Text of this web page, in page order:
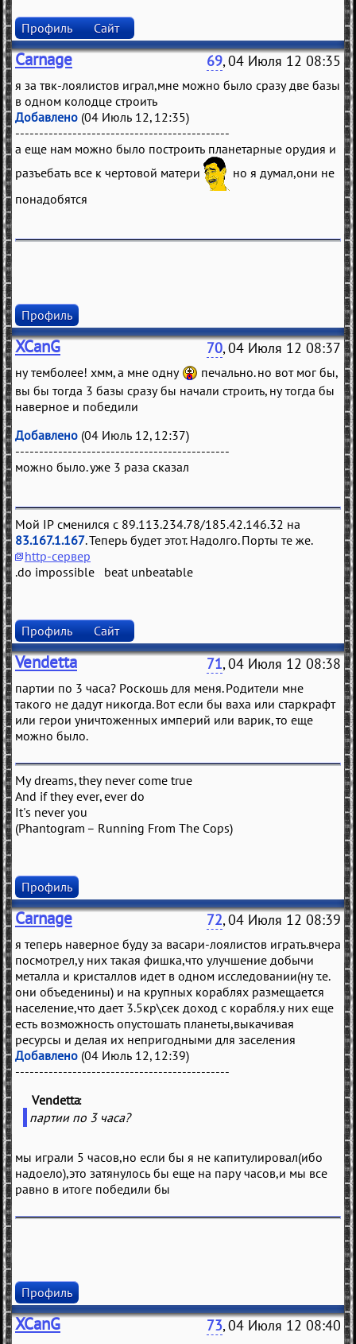
Профиль Сайт
Carnage 69, 04 Июля 12 08:35
я за твк-лоялистов играл,мне можно было сразу две базы
в одном колодце строить
Добавлено (04 Июль 12, 12:35)
---------------------------------------------
а еще нам можно было построить планетарные орудия и
разъебать все к чертовой матери
но я думал,они не
понадобятся
Профиль
XCanG 70, 04 Июля 12 08:37
ну темболее! хмм, а мне одну
печально. но вот мог бы,
вы бы тогда 3 базы сразу бы начали строить, ну тогда бы
наверное и победили
Добавлено (04 Июль 12, 12:37)
---------------------------------------------
можно было. уже 3 раза сказал
Мой IP сменился с 89.113.234.78/185.42.146.32 на
83.167.1.167. Теперь будет этот. Надолго. Порты те же.
http-сервер
.do impossible beat unbeatable
Профиль Сайт
Vendetta 71, 04 Июля 12 08:38
партии по 3 часа? Роскошь для меня. Родители мне
такого не дадут никогда. Вот если бы ваха или старкрафт
или герои уничтоженных империй или варик, то еще
можно было.
My dreams, they never come true
And if they ever, ever do
It's never you
(Phantogram – Running From The Cops)
Профиль
Carnage 72, 04 Июля 12 08:39
я теперь наверное буду за васари-лоялистов играть.вчера
посмотрел,у них такая фишка,что улучшение добычи
металла и кристаллов идет в одном исследовании(ну т.е.
они объеденины) и на крупных кораблях размещается
население,что дает 3.5кр\сек доход с корабля.у них еще
есть возможность опустошать планеты,выкачивая
ресурсы и делая их непригодными для заселения
Добавлено (04 Июль 12, 12:39)
---------------------------------------------
Vendetta
партии по 3 часа?
мы играли 5 часов,но если бы я не капитулировал(ибо
надоело),это затянулось бы еще на пару часов,и мы все
равно в итоге победили бы
Профиль
XCanG 73, 04 Июля 12 08:40